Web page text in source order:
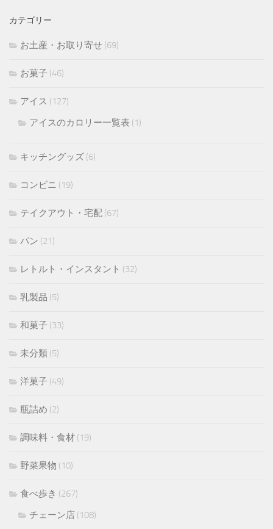
カテゴリー
お土産・お取り寄せ (69)
お菓子 (46)
アイス (127)
アイスのカロリー一覧表 (1)
キッチングッズ (6)
コンビニ (19)
テイクアウト・宅配 (67)
パン (21)
レトルト・インスタント (32)
乳製品 (5)
和菓子 (33)
未分類 (5)
洋菓子 (49)
瓶詰め (2)
調味料・食材 (19)
野菜果物 (10)
食べ歩き (267)
チェーン店 (108)